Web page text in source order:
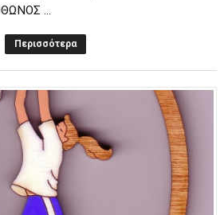
...
Περισσότερα